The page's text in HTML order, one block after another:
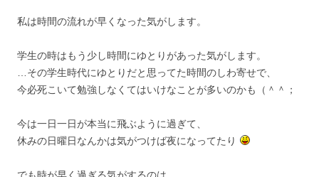
私は時間の流れが早くなった気がします。
学生の時はもう少し時間にゆとりがあった気がします。
…その学生時代にゆとりだと思ってた時間のしわ寄せで、
今必死こいて勉強しなくてはいけなことが多いのかも（＾＾；
今は一日一日が本当に飛ぶように過ぎて、
休みの日曜日なんかは気がつけば夜になってたり